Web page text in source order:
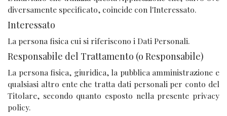
diversamente specificato, coincide con l'Interessato.
Interessato
La persona fisica cui si riferiscono i Dati Personali.
Responsabile del Trattamento (o Responsabile)
La persona fisica, giuridica, la pubblica amministrazione e
qualsiasi altro ente che tratta dati personali per conto del
Titolare, secondo quanto esposto nella presente privacy
policy.